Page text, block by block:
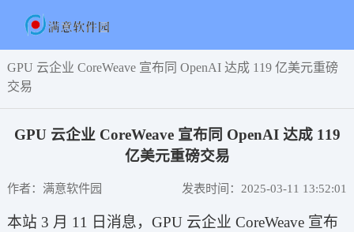
GPU 云企业 CoreWeave 宣布同 OpenAI 达成 119 亿美元重磅
交易
GPU 云企业 CoreWeave 宣布同 OpenAI 达成 119
亿美元重磅交易
作者：满意软件园 发表时间：2025-03-11 13:52:01
本站 3 月 11 日消息，GPU 云企业 CoreWeave 宣布